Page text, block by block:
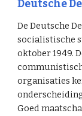
Deutsche
De Deutsche
socialistische
oktober 1949.
organisaties
Goed